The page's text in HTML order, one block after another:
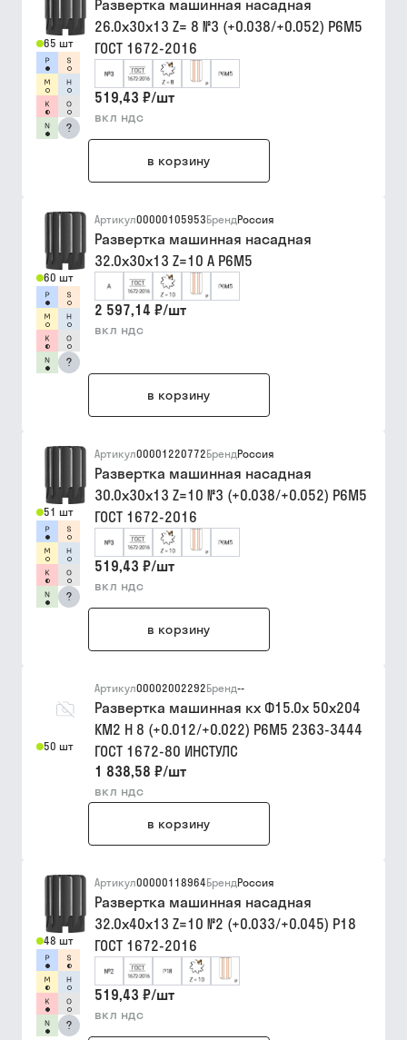
65 шт
?
Развертка машинная насадная
26.0х30х13 Z= 8 №3 (+0.038/+0.052) Р6М5
ГОСТ 1672-2016
519,43 ₽/шт
вкл ндс
в корзину
60 шт
?
Артикул00000105953БрендРоссия
Развертка машинная насадная
32.0х30х13 Z=10 А Р6М5
2 597,14 ₽/шт
вкл ндс
в корзину
51 шт
?
Артикул00001220772БрендРоссия
Развертка машинная насадная
30.0х30х13 Z=10 №3 (+0.038/+0.052) Р6М5
ГОСТ 1672-2016
519,43 ₽/шт
вкл ндс
в корзину
50 шт
Артикул00002002292Бренд--
Развертка машинная кх Ф15.0х 50х204
КМ2 H 8 (+0.012/+0.022) Р6М5 2363-3444
ГОСТ 1672-80 ИНСТУЛС
1 838,58 ₽/шт
вкл ндс
в корзину
48 шт
?
Артикул00000118964БрендРоссия
Развертка машинная насадная
32.0х40х13 Z=10 №2 (+0.033/+0.045) Р18
ГОСТ 1672-2016
519,43 ₽/шт
вкл ндс